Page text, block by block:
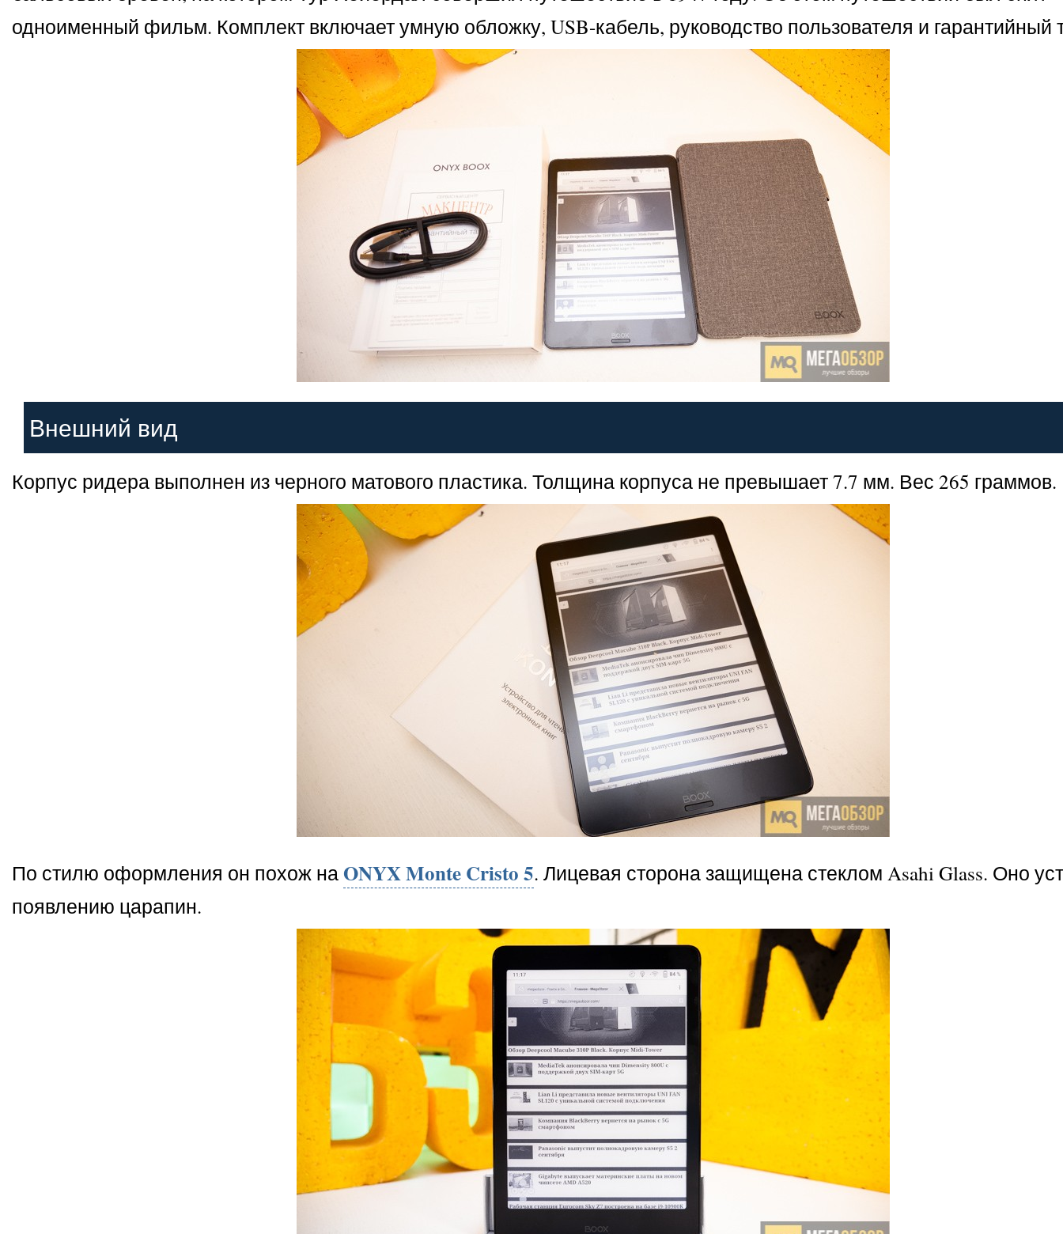
одноименный фильм. Комплект включает умную обложку, USB-кабель, руководство пользователя и гарантийный
Внешний вид
Корпус ридера выполнен из черного матового пластика. Толщина корпуса не превышает 7.7 мм. Вес 265 граммов.
По стилю оформления он похож наONYX Monte Cristo 5. Лицевая сторона защищена стеклом Asahi Glass. Оно
появлению царапин.